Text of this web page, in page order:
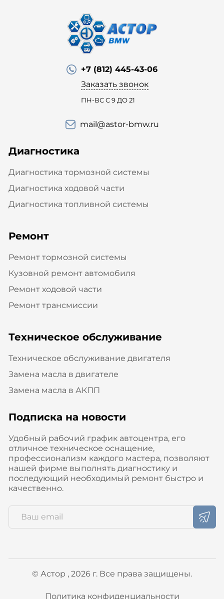
+7 (812) 445-43-06
Заказать звонок
ПН-ВС С 9 ДО 21
mail@astor-bmw.ru
Диагностика
Диагностика тормозной системы
Диагностика ходовой части
Диагностика топливной системы
Ремонт
Ремонт тормозной системы
Кузовной ремонт автомобиля
Ремонт ходовой части
Ремонт трансмиссии
Техническое обслуживание
Техническое обслуживание двигателя
Замена масла в двигателе
Замена масла в АКПП
Подписка на новости
Удобный рабочий график автоцентра, его
отличное техническое оснащение,
профессионализм каждого мастера, позволяют
нашей фирме выполнять диагностику и
последующий необходимый ремонт быстро и
качественно.
© Астор , 2026 г. Все права защищены.
Политика конфиденциальности